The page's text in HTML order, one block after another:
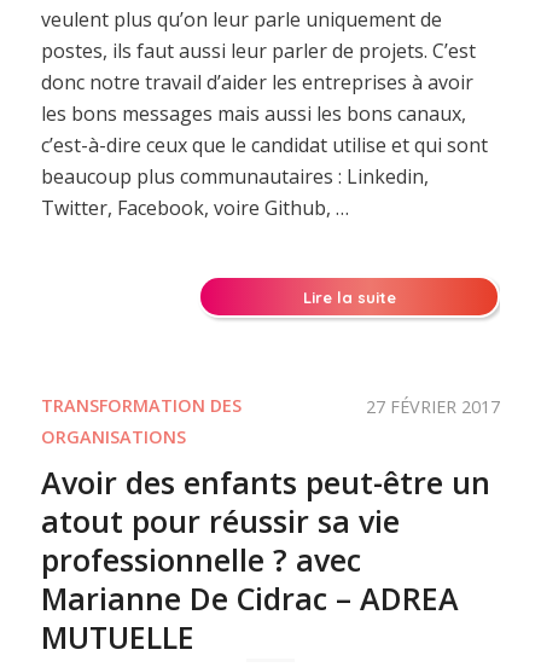
veulent plus qu’on leur parle uniquement de
postes, ils faut aussi leur parler de projets. C’est
donc notre travail d’aider les entreprises à avoir
les bons messages mais aussi les bons canaux,
c’est-à-dire ceux que le candidat utilise et qui sont
beaucoup plus communautaires : Linkedin,
Twitter, Facebook, voire Github, …
Lire la suite
TRANSFORMATION DES
ORGANISATIONS
27 FÉVRIER 2017
Avoir des enfants peut-être un
atout pour réussir sa vie
professionnelle ? avec
Marianne De Cidrac – ADREA
MUTUELLE